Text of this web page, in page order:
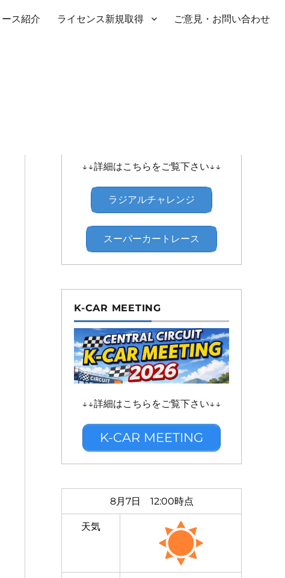
ース紹介 ライセンス新規取得 ご意見・お問い合わせ
↓↓詳細はこちらをご覧下さい↓↓
ラジアルチャレンジ
スーパーカートレース
K-CAR MEETING
↓↓詳細はこちらをご覧下さい↓↓
K-CAR MEETING
8月7日 12:00時点
天気